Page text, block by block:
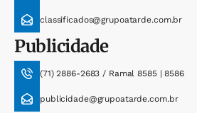
classificados@grupoatarde.com.br
Publicidade
(71) 2886-2683 / Ramal 8585 | 8586
publicidade@grupoatarde.com.br